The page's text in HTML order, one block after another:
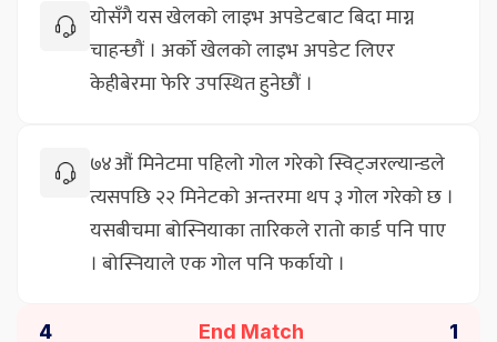
योसँगै यस खेलको लाइभ अपडेटबाट बिदा माग्न
चाहन्छौं । अर्को खेलको लाइभ अपडेट लिएर
केहीबेरमा फेरि उपस्थित हुनेछौं ।
७४औं मिनेटमा पहिलो गोल गरेको स्विट्जरल्यान्डले
त्यसपछि २२ मिनेटको अन्तरमा थप ३ गोल गरेको छ ।
यसबीचमा बोस्नियाका तारिकले रातो कार्ड पनि पाए
। बोस्नियाले एक गोल पनि फर्कायो ।
4 End Match 1